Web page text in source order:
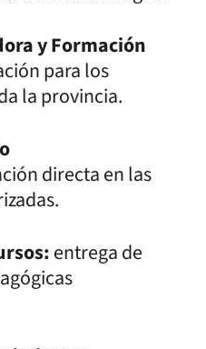
y Formación
para los
la provincia.
directa en las
entrega de